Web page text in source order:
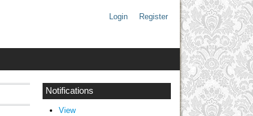
Login Register
Notifications
View